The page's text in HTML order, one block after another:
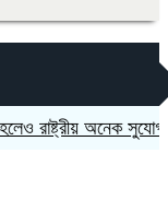
রাষ্ট্রীয় অনেক সুযোগ